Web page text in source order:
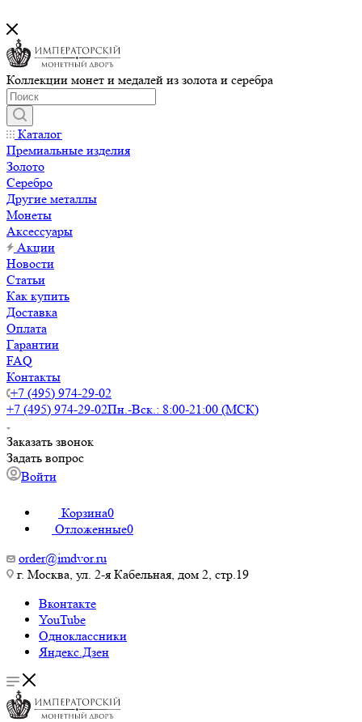
Коллекции монет и медалей из золота и серебра
Каталог
Премиальные изделия
Золото
Серебро
Другие металлы
Монеты
Аксессуары
Акции
Новости
Статьи
Как купить
Доставка
Оплата
Гарантии
FAQ
Контакты
+7 (495) 974-29-02
+7 (495) 974-29-02Пн.-Вск.: 8:00-21:00 (МСК)
Заказать звонок
Задать вопрос
Войти
Корзина0
Отложенные0
order@imdvor.ru
г. Москва, ул. 2-я Кабельная, дом 2, стр.19
Вконтакте
YouTube
Одноклассники
Яндекс.Дзен